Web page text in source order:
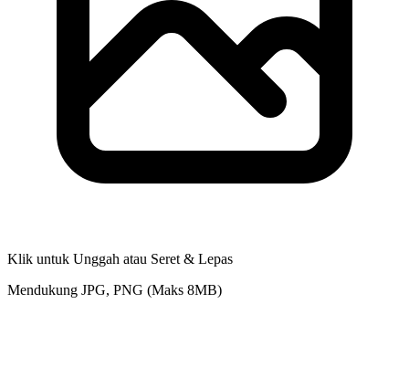
Klik untuk Unggah atau Seret & Lepas
Mendukung JPG, PNG (Maks 8MB)